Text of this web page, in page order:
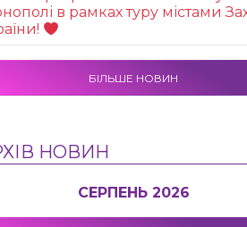
в рамках туру містами
БІЛЬШЕ НОВИН
НОВИН
СЕРПЕНЬ 2026